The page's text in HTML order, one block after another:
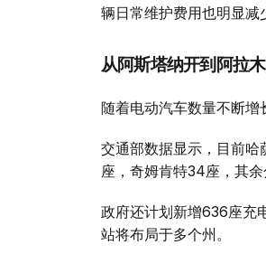
辆日常维护费用也明显减
从阿斯塔纳开到阿拉
随着电动汽车数量不断增
交通部数据显示，目前
座，奇姆肯特34座，其余
政府还计划新增636座充
站将布局于多个州。